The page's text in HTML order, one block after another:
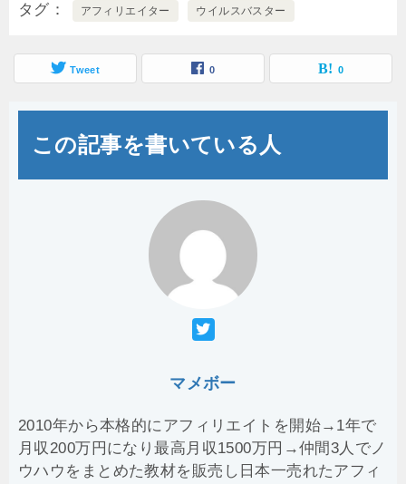
タグ アフィリエイター ウイルスバスター
Tweet 0 0
この記事を書いている人
マメボー
2010年から本格的にアフィリエイトを開始→1年で
月収200万円になり最高月収1500万円→仲間3人でノ
ウハウをまとめた教材を販売し日本一売れたアフィ